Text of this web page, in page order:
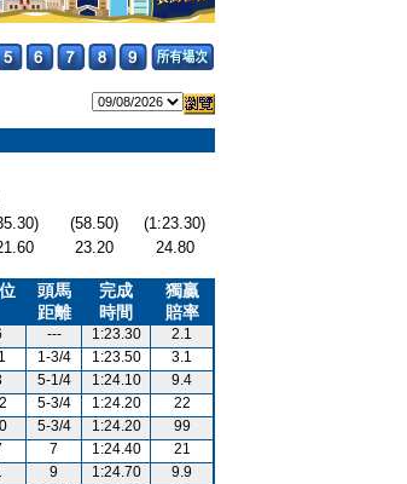
(58.50)
(1:23.30)
23.20 24.80
頭馬
距離
完成
時間
獨贏
賠率
--- 1:23.30
2.1
1-3/4 1:23.50
3.1
5-1/4 1:24.10
9.4
5-3/4 1:24.20
22
5-3/4 1:24.20
99
7 1:24.40
21
9 1:24.70
9.9